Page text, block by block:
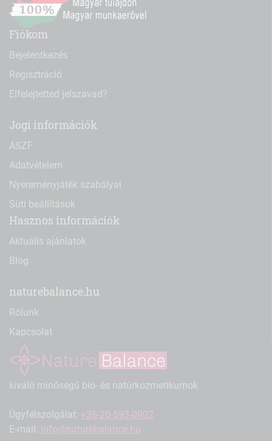
Fiókom
Bejelentkezés
Regisztráció
Elfelejtetted jelszavad?
Jogi információk
ÁSZF
Adatvételem
Nyereményjáték szabályai
Süti beállítások
Hasznos információk
Aktuális ajánlatok
Blog
naturebalance.hu
Rólunk
Kapcsolat
kiváló minőségű bio- és natúrkozmetikumok
Ügyfélszolgálat: +36-20-593-0902
E-mail: info@naturebalance.hu